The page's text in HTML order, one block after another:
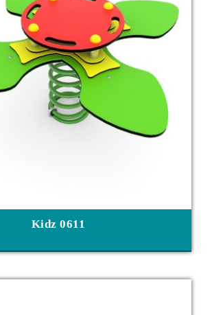
Kidz 0611